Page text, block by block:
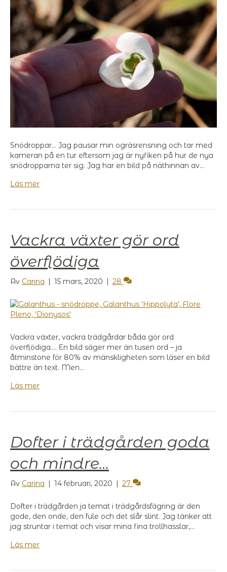
Snödroppar… Jag pausar min ogräsrensning och tar med
kameran på en tur eftersom jag är nyfiken på hur de nya
snödropparna ter sig. Jag har en bild på näthinnan av…
Läs mer
Vackra växter gör ord
överflödiga
Av Carina | 15 mars, 2020 | 28
Vackra växter, vackra trädgårdar båda gör ord
överflödiga…. En bild säger mer än tusen ord – ja
åtminstone för 80% av mänskligheten som läser en bild
bättre än text. Men…
Läs mer
Dofter i trädgården goda
och mindre…
Av Carina | 14 februari, 2020 | 27
Dofter i trädgården ja temat i trädgårdsfägring är den
gode, den onde, den fule och det slår slint. Jag tänker att
jag struntar i temat och visar mina fina trollhasslar,…
Läs mer